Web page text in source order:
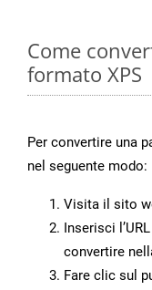
Come
formato XPS
Per convertire una
nel seguente modo:
Visita il sito
Inserisci
convertire
Fare clic sul